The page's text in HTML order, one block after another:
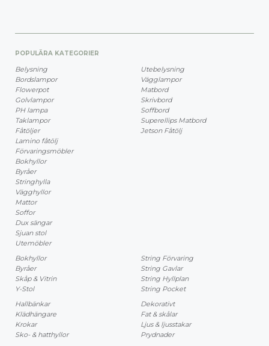
POPULÄRA KATEGORIER
Belysning
Bordslampor
Flowerpot
Golvlampor
PH lampa
Taklampor
Fåtöljer
Lamino fåtölj
Förvaringsmöbler
Bokhyllor
Byråer
Stringhylla
Vägghyllor
Mattor
Soffor
Dux sängar
Sjuan stol
Utemöbler
Utebelysning
Vägglampor
Matbord
Skrivbord
Soffbord
Superellips Matbord
Jetson Fåtölj
Bokhyllor
Byråer
Skåp & Vitrin
Y-Stol
String Förvaring
String Gavlar
String Hyllplan
String Pocket
Hallbänkar
Klädhängare
Krokar
Sko- & hatthyllor
Dekorativt
Fat & skålar
Ljus & ljusstakar
Prydnader